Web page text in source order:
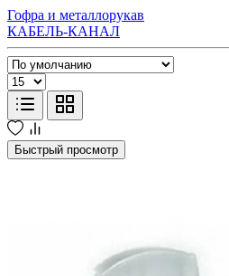
Гофра и металлорукав
КАБЕЛЬ-КАНАЛ
Быстрый просмотр